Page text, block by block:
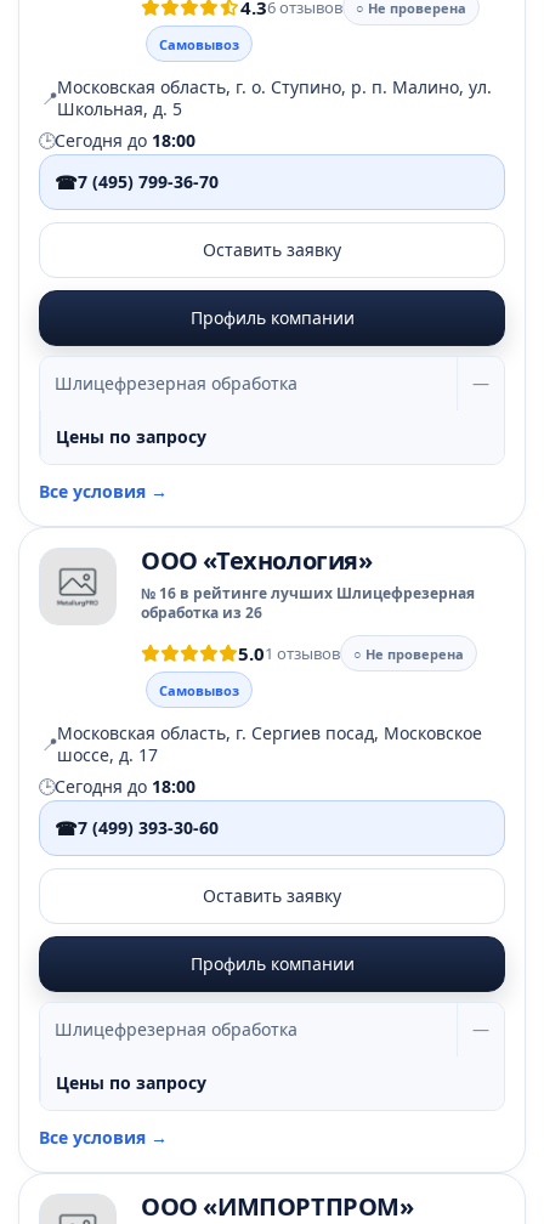
4.36 отзывов
○ Не проверена
Самовывоз
📍Московская область, г. о. Ступино, р. п. Малино, ул.
Школьная, д. 5
🕒Сегодня до 18:00
☎7 (495) 799-36-70
Оставить заявку
Профиль компании
Шлицефрезерная обработка —
Цены по запросу
Все условия →
ООО «Технология»
№ 16 в рейтинге лучших Шлицефрезерная
обработка из 26
5.01 отзывов
○ Не проверена
Самовывоз
📍Московская область, г. Сергиев посад, Московское
шоссе, д. 17
🕒Сегодня до 18:00
☎7 (499) 393-30-60
Оставить заявку
Профиль компании
Шлицефрезерная обработка —
Цены по запросу
Все условия →
ООО «ИМПОРТПРОМ»